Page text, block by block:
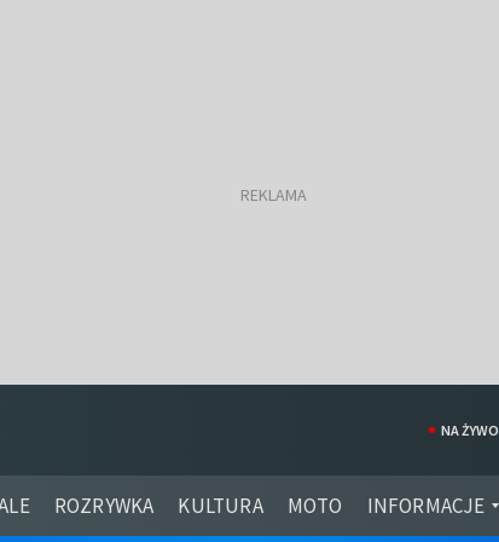
ROZRYWKA KULTURA MOTO INFORMACJE
NA ŻYWO